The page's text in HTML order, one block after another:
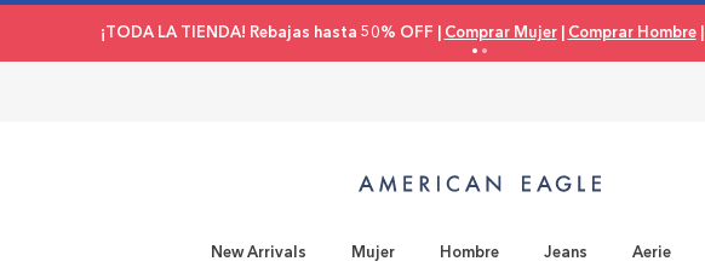
¡TODA LA TIENDA! Rebajas hasta 50% OFF | Comprar Mujer| Comprar Hombre|
New Arrivals Mujer Hombre Jeans Aerie